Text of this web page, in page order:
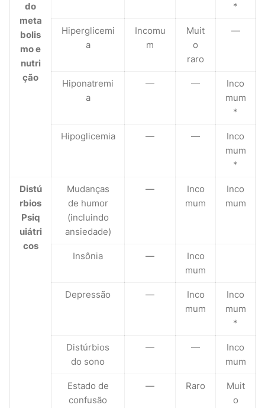
do
meta
bolis
mo e
nutri
ção
*
Hiperglicemi
a
Incomu
m
Muit
o
raro
—
Hiponatremi
a
— —
Inco
mum
*
Hipoglicemia — —
Inco
mum
*
Distú
rbios
Psiq
uiátri
cos
Mudanças
de humor
(incluindo
ansiedade)
—
Inco
mum
Inco
mum
Insônia —
Inco
mum
Depressão —
Inco
mum
Inco
mum
*
Distúrbios
do sono
— —
Inco
mum
Estado de
confusão
— Raro
Muit
o